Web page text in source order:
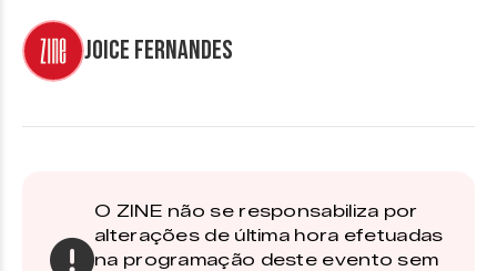
Joice Fernandes
O ZINE não se responsabiliza por
alterações de última hora efetuadas
na programação deste evento sem